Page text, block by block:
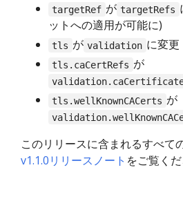
targetRef が targetRefs
ットへの適用が可能に)
tls が validation に変更
tls.caCertRefs が
tls.wellKnownCACerts が
このリリースに含まれるすべて
v1.1.0リリースノート をご覧くだ